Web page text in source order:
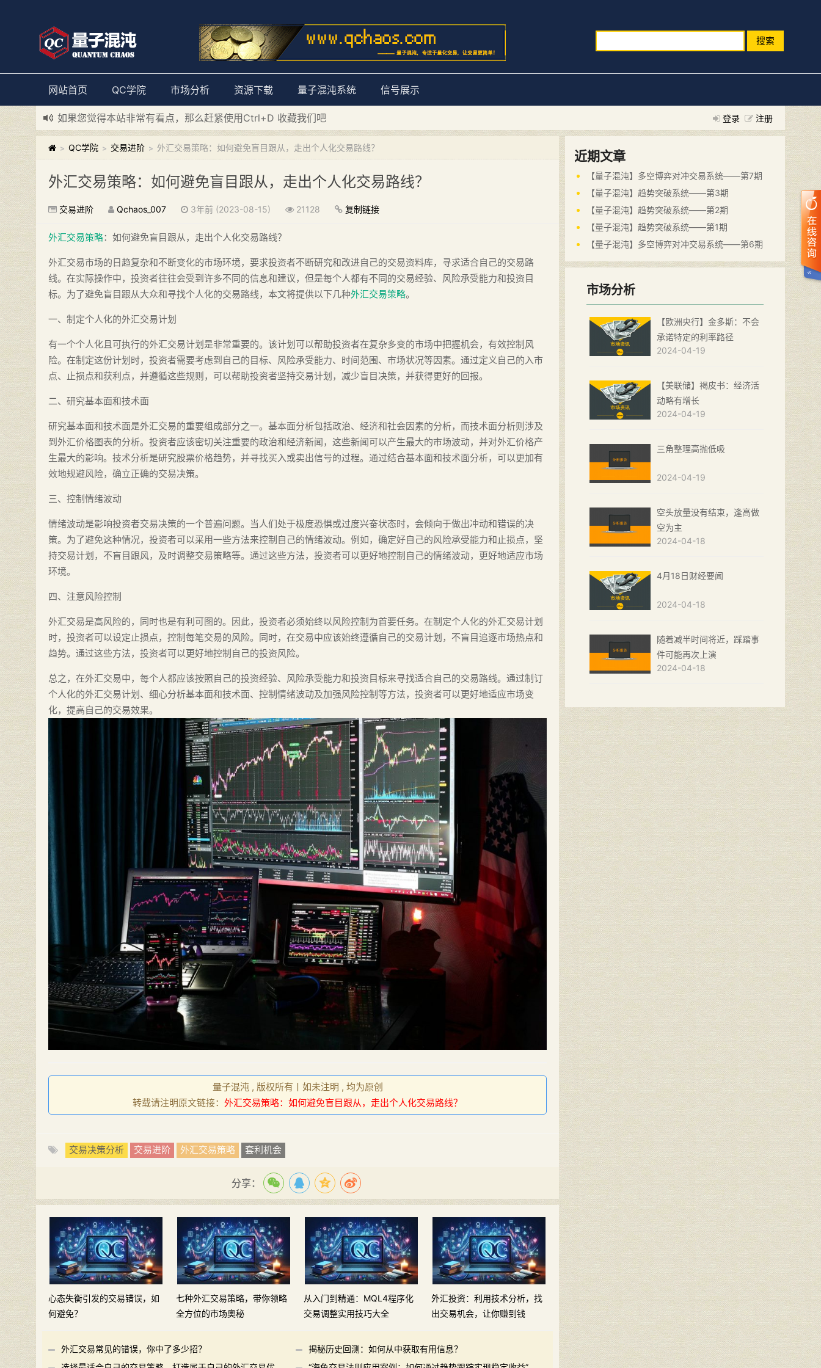
搜索
网站首页 QC学院 市场分析 资源下载 量子混沌系统 信号展示
登录 注册
如果您觉得本站非常有看点，那么赶紧使用Ctrl+D 收藏我们吧
新添加量子混沌系统板块，欢迎大家访问！---“量子混沌系统”
> QC学院 > 交易进阶 > 外汇交易策略：如何避免盲目跟从，走出个人化交易路线？
外汇交易策略：如何避免盲目跟从，走出个人化交易路线？
交易进阶 Qchaos_007 3年前 (2023-08-15) 21128 复制链接
外汇交易策略：如何避免盲目跟从，走出个人化交易路线？
外汇交易市场的日趋复杂和不断变化的市场环境，要求投资者不断研究和改进自己的交易资料库，寻求适合自己的交易路
线。在实际操作中，投资者往往会受到许多不同的信息和建议，但是每个人都有不同的交易经验、风险承受能力和投资目
标。为了避免盲目跟从大众和寻找个人化的交易路线，本文将提供以下几种外汇交易策略。
一、制定个人化的外汇交易计划
有一个个人化且可执行的外汇交易计划是非常重要的。该计划可以帮助投资者在复杂多变的市场中把握机会，有效控制风
险。在制定这份计划时，投资者需要考虑到自己的目标、风险承受能力、时间范围、市场状况等因素。通过定义自己的入市
点、止损点和获利点，并遵循这些规则，可以帮助投资者坚持交易计划，减少盲目决策，并获得更好的回报。
二、研究基本面和技术面
研究基本面和技术面是外汇交易的重要组成部分之一。基本面分析包括政治、经济和社会因素的分析，而技术面分析则涉及
到外汇价格图表的分析。投资者应该密切关注重要的政治和经济新闻，这些新闻可以产生最大的市场波动，并对外汇价格产
生最大的影响。技术分析是研究股票价格趋势，并寻找买入或卖出信号的过程。通过结合基本面和技术面分析，可以更加有
效地规避风险，确立正确的交易决策。
三、控制情绪波动
情绪波动是影响投资者交易决策的一个普遍问题。当人们处于极度恐惧或过度兴奋状态时，会倾向于做出冲动和错误的决
策。为了避免这种情况，投资者可以采用一些方法来控制自己的情绪波动。例如，确定好自己的风险承受能力和止损点，坚
持交易计划，不盲目跟风，及时调整交易策略等。通过这些方法，投资者可以更好地控制自己的情绪波动，更好地适应市场
环境。
四、注意风险控制
外汇交易是高风险的，同时也是有利可图的。因此，投资者必须始终以风险控制为首要任务。在制定个人化的外汇交易计划
时，投资者可以设定止损点，控制每笔交易的风险。同时，在交易中应该始终遵循自己的交易计划，不盲目追逐市场热点和
趋势。通过这些方法，投资者可以更好地控制自己的投资风险。
总之，在外汇交易中，每个人都应该按照自己的投资经验、风险承受能力和投资目标来寻找适合自己的交易路线。通过制订
个人化的外汇交易计划、细心分析基本面和技术面、控制情绪波动及加强风险控制等方法，投资者可以更好地适应市场变
化，提高自己的交易效果。
量子混沌 , 版权所有丨如未注明 , 均为原创
转载请注明原文链接： 外汇交易策略：如何避免盲目跟从，走出个人化交易路线？
交易决策分析 交易进阶 外汇交易策略 套利机会
分享：
心态失衡引发的交易错误，如
何避免？
七种外汇交易策略，带你领略
全方位的市场奥秘
从入门到精通：MQL4程序化
交易调整实用技巧大全
外汇投资：利用技术分析，找
出交易机会，让你赚到钱
外汇交易常见的错误，你中了多少招？
揭秘历史回测：如何从中获取有用信息？
近期文章
【量子混沌】多空博弈对冲交易系统——第7期
【量子混沌】趋势突破系统——第3期
【量子混沌】趋势突破系统——第2期
【量子混沌】趋势突破系统——第1期
【量子混沌】多空博弈对冲交易系统——第6期
市场分析
【欧洲央行】金多斯：不会
承诺特定的利率路径
2024-04-19
【美联储】褐皮书：经济活
动略有增长
2024-04-19
三角整理高抛低吸
2024-04-19
空头放量没有结束，逢高做
空为主
2024-04-18
4月18日财经要闻
2024-04-18
随着减半时间将近，踩踏事
件可能再次上演
2024-04-18